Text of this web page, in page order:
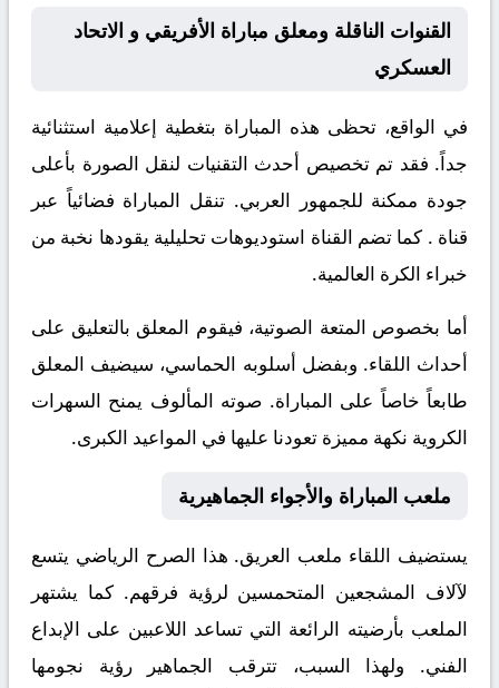
القنوات الناقلة ومعلق مباراة الأفريقي و الاتحاد
العسكري
في الواقع، تحظى هذه المباراة بتغطية إعلامية استثنائية
جداً. فقد تم تخصيص أحدث التقنيات لنقل الصورة بأعلى
جودة ممكنة للجمهور العربي. تنقل المباراة فضائياً عبر
قناة . كما تضم القناة استوديوهات تحليلية يقودها نخبة من
خبراء الكرة العالمية.
أما بخصوص المتعة الصوتية، فيقوم المعلق بالتعليق على
أحداث اللقاء. وبفضل أسلوبه الحماسي، سيضيف المعلق
طابعاً خاصاً على المباراة. صوته المألوف يمنح السهرات
الكروية نكهة مميزة تعودنا عليها في المواعيد الكبرى.
ملعب المباراة والأجواء الجماهيرية
يستضيف اللقاء ملعب العريق. هذا الصرح الرياضي يتسع
لآلاف المشجعين المتحمسين لرؤية فرقهم. كما يشتهر
الملعب بأرضيته الرائعة التي تساعد اللاعبين على الإبداع
الفني. ولهذا السبب، تترقب الجماهير رؤية نجومها